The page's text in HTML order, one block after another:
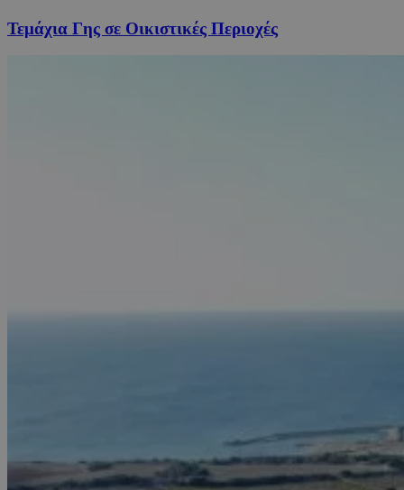
Τεμάχια Γης σε Οικιστικές Περιοχές